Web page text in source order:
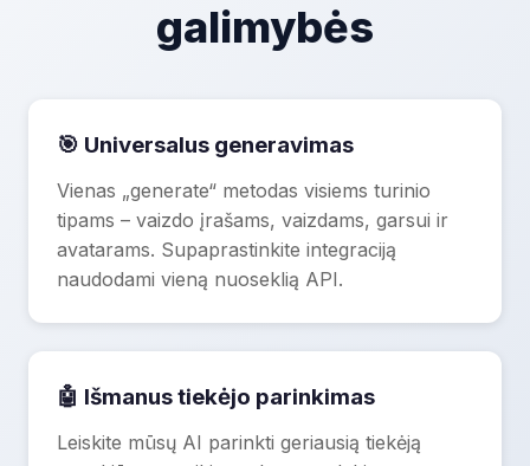
galimybės
🎯 Universalus generavimas
Vienas „generate“ metodas visiems turinio
tipams – vaizdo įrašams, vaizdams, garsui ir
avatarams. Supaprastinkite integraciją
naudodami vieną nuoseklią API.
🤖 Išmanus tiekėjo parinkimas
Leiskite mūsų AI parinkti geriausią tiekėją